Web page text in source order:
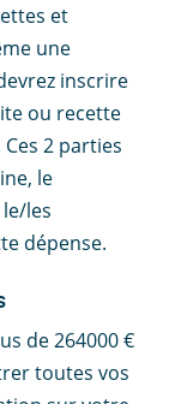
et
une
inscrire
ou recette
Ces 2 parties
le
les
dépense.
de 264000 €
toutes vos